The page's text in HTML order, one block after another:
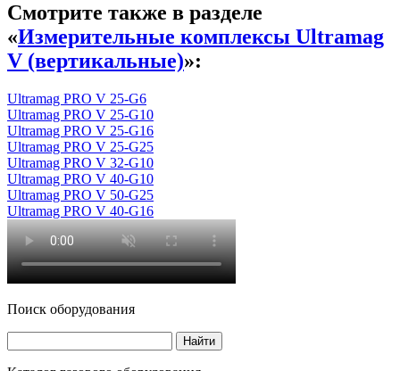
Смотрите также в разделе
«Измерительные комплексы Ultramag
V (вертикальные)»:
Ultramag PRO V 25-G6
Ultramag PRO V 25-G10
Ultramag PRO V 25-G16
Ultramag PRO V 25-G25
Ultramag PRO V 32-G10
Ultramag PRO V 40-G10
Ultramag PRO V 50-G25
Ultramag PRO V 40-G16
Поиск оборудования